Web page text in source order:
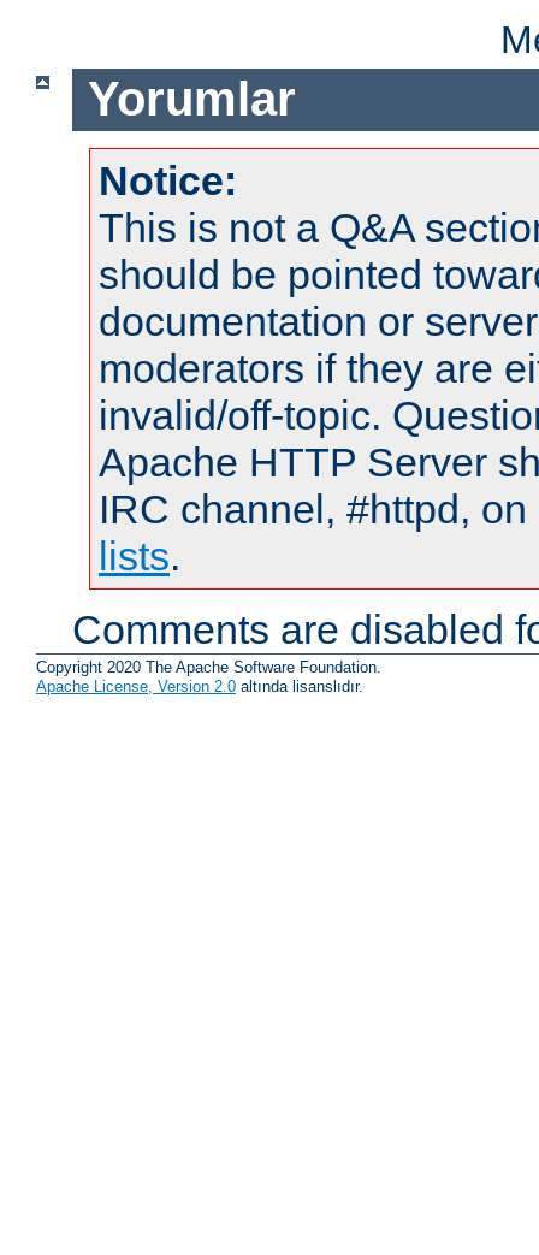
Yorumlar
Notice:
This is not a Q&A
should be pointed
documentation or
moderators if they are
invalid/off-topic.
Apache HTTP Server
IRC channel, #httpd,
lists.
Comments are disabled
Copyright 2020 The Apache Software Foundation.
Apache License, Version 2.0 altında lisanslıdır.